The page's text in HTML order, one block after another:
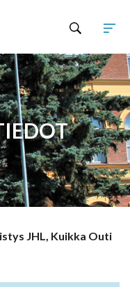
JHL, Kuikka Outi